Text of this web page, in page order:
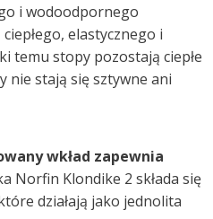
i wodoodpornego
elastycznego i
temu stopy pozostają ciepłe
nie stają się sztywne ani
wkład zapewnia
Norfin Klondike 2 składa się
działają jako jednolita